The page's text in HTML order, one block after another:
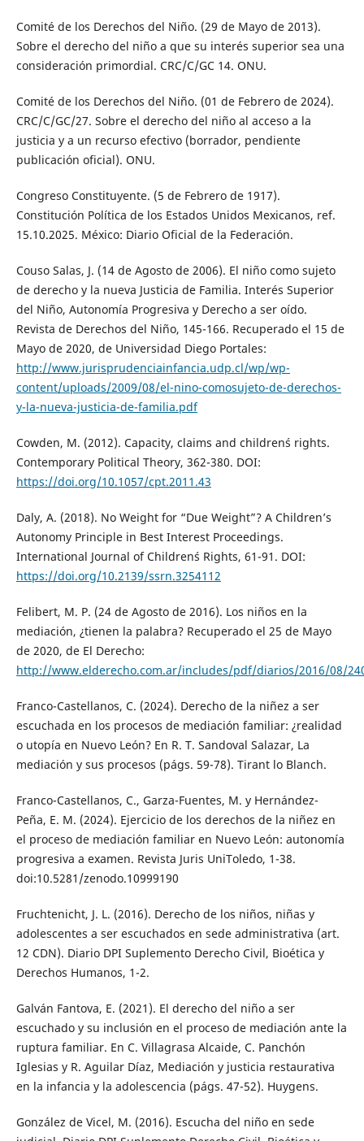
Comité de los Derechos del Niño. (29 de Mayo de 2013).
Sobre el derecho del niño a que su interés superior sea una
consideración primordial. CRC/C/GC 14. ONU.
Comité de los Derechos del Niño. (01 de Febrero de 2024).
CRC/C/GC/27. Sobre el derecho del niño al acceso a la
justicia y a un recurso efectivo (borrador, pendiente
publicación oficial). ONU.
Congreso Constituyente. (5 de Febrero de 1917).
Constitución Política de los Estados Unidos Mexicanos, ref.
15.10.2025. México: Diario Oficial de la Federación.
Couso Salas, J. (14 de Agosto de 2006). El niño como sujeto
de derecho y la nueva Justicia de Familia. Interés Superior
del Niño, Autonomía Progresiva y Derecho a ser oído.
Revista de Derechos del Niño, 145-166. Recuperado el 15 de
Mayo de 2020, de Universidad Diego Portales:
http://www.jurisprudenciainfancia.udp.cl/wp/wp-
content/uploads/2009/08/el-nino-comosujeto-de-derechos-
y-la-nueva-justicia-de-familia.pdf
Cowden, M. (2012). Capacity, claims and children´s rights.
Contemporary Political Theory, 362-380. DOI:
https://doi.org/10.1057/cpt.2011.43
Daly, A. (2018). No Weight for “Due Weight”? A Children’s
Autonomy Principle in Best Interest Proceedings.
International Journal of Children´s Rights, 61-91. DOI:
https://doi.org/10.2139/ssrn.3254112
Felibert, M. P. (24 de Agosto de 2016). Los niños en la
mediación, ¿tienen la palabra? Recuperado el 25 de Mayo
de 2020, de El Derecho:
http://www.elderecho.com.ar/includes/pdf/diarios/2016/08/
Franco-Castellanos, C. (2024). Derecho de la niñez a ser
escuchada en los procesos de mediación familiar: ¿realidad
o utopía en Nuevo León? En R. T. Sandoval Salazar, La
mediación y sus procesos (págs. 59-78). Tirant lo Blanch.
Franco-Castellanos, C., Garza-Fuentes, M. y Hernández-
Peña, E. M. (2024). Ejercicio de los derechos de la niñez en
el proceso de mediación familiar en Nuevo León: autonomía
progresiva a examen. Revista Juris UniToledo, 1-38.
doi:10.5281/zenodo.10999190
Fruchtenicht, J. L. (2016). Derecho de los niños, niñas y
adolescentes a ser escuchados en sede administrativa (art.
12 CDN). Diario DPI Suplemento Derecho Civil, Bioética y
Derechos Humanos, 1-2.
Galván Fantova, E. (2021). El derecho del niño a ser
escuchado y su inclusión en el proceso de mediación ante la
ruptura familiar. En C. Villagrasa Alcaide, C. Panchón
Iglesias y R. Aguilar Díaz, Mediación y justicia restaurativa
en la infancia y la adolescencia (págs. 47-52). Huygens.
González de Vicel, M. (2016). Escucha del niño en sede